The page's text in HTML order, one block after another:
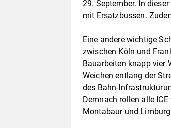
29. September. In
mit Ersatzbussen.
Eine andere wichtige
zwischen Köln und
Bauarbeiten knapp vier
Weichen entlang der
des Bahn-
Demnach rollen alle
Montabaur und